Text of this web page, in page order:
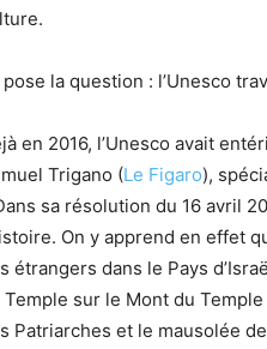
pose la question : l’Unesco
en 2016, l’Unesco avait
Trigano (Le Figaro),
sa résolution du 16 avril
On y apprend en effet
étrangers dans le Pays
Temple sur le Mont du Temple
Patriarches et le mausolée